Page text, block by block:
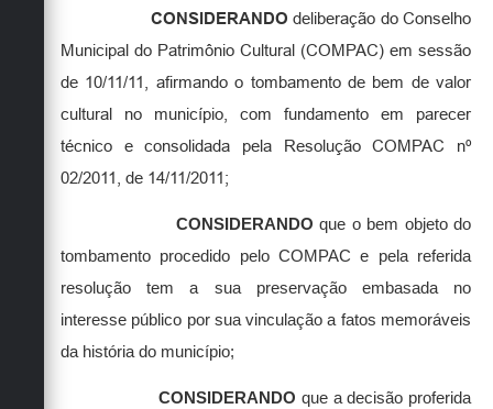
CONSIDERANDOdeliberação do Conselho
Municipal do Patrimônio Cultural (COMPAC) em sessão
de 10/11/11, afirmando o tombamento de bem de valor
cultural no município, com fundamento em parecer
técnico e consolidada pela Resolução COMPAC nº
02/2011, de 14/11/2011;
CONSIDERANDO que o bem objeto do
tombamento procedido pelo COMPAC e pela referida
resolução tem a sua preservação embasada no
interesse público por sua vinculação a fatos memoráveis
da história do município;
CONSIDERANDO que a decisão proferida